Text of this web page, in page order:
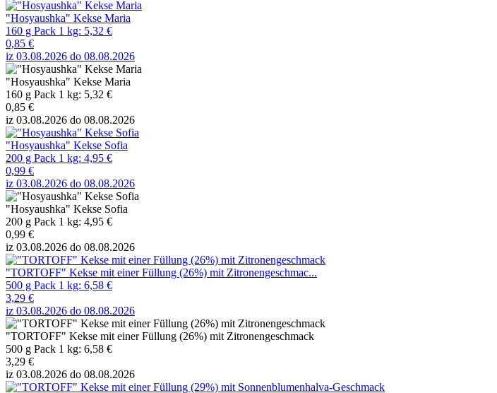
"Hosyaushka" Kekse Maria
160 g Pack 1 kg: 5,32 €
0,85 €
iz 03.08.2026 do 08.08.2026
"Hosyaushka" Kekse Maria
160 g Pack 1 kg: 5,32 €
0,85 €
iz 03.08.2026 do 08.08.2026
"Hosyaushka" Kekse Sofia
200 g Pack 1 kg: 4,95 €
0,99 €
iz 03.08.2026 do 08.08.2026
"Hosyaushka" Kekse Sofia
200 g Pack 1 kg: 4,95 €
0,99 €
iz 03.08.2026 do 08.08.2026
"TORTOFF" Kekse mit einer Füllung (26%) mit Zitronengeschmac...
500 g Pack 1 kg: 6,58 €
3,29 €
iz 03.08.2026 do 08.08.2026
"TORTOFF" Kekse mit einer Füllung (26%) mit Zitronengeschmack
500 g Pack 1 kg: 6,58 €
3,29 €
iz 03.08.2026 do 08.08.2026